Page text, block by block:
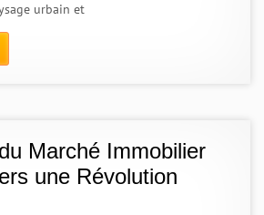
urbain et
Marché Immobilier
une Révolution